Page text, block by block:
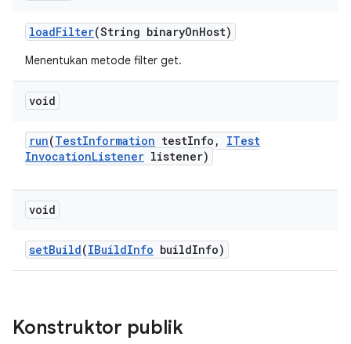
loadFilter(String binaryOnHost)
Menentukan metode filter get.
void
run(TestInformation testInfo ,
ITest
InvocationListener listener)
void
setBuild(IBuildInfo buildInfo)
Konstruktor publik